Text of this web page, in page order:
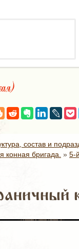
состав и
конная бригада. » 5-